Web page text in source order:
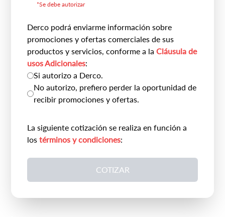
*Se debe autorizar
Derco podrá enviarme información sobre
promociones y ofertas comerciales de sus
productos y servicios, conforme a la Cláusula de
usos Adicionales:
Si autorizo a Derco.
No autorizo, prefiero perder la oportunidad de
recibir promociones y ofertas.
La siguiente cotización se realiza en función a
los términos y condiciones:
COTIZAR